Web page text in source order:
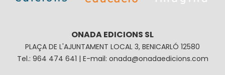
ONADA EDICIONS SL
PLAÇA DE L'AJUNTAMENT LOCAL 3, BENICARLÓ 12580
Tel.: 964 474 641 | E-mail: onada@onadaedicions.com